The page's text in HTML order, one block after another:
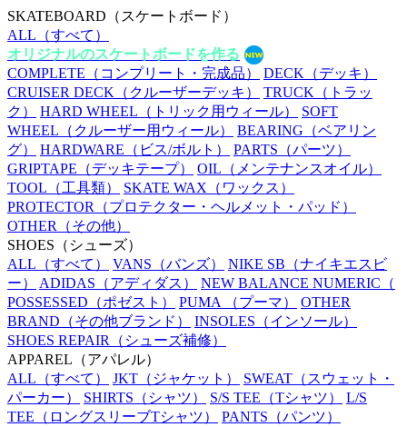
SKATEBOARD （スケートボード）
ALL （すべて）
オリジナルのスケートボードを作る
COMPLETE （コンプリート・完成品） DECK （デッキ）
CRUISER DECK （クルーザーデッキ） TRUCK （トラッ
ク）
HARD WHEEL （トリック用ウィール）
SOFT
WHEEL （クルーザー用ウィール） BEARING （ベアリン
グ）
HARDWARE （ビス/ボルト） PARTS （パーツ）
GRIPTAPE （デッキテープ） OIL （メンテナンスオイル）
TOOL （工具類） SKATE WAX （ワックス）
PROTECTOR （プロテクター・ヘルメット・パッド）
OTHER （その他）
SHOES （シューズ）
ALL （すべて） VANS （バンズ） NIKE SB （ナイキエスビ
ー）
ADIDAS （アディダス） NEW BALANCE NUMERIC （
POSSESSED （ポゼスト） PUMA （プーマ）
OTHER
BRAND （その他ブランド） INSOLES （インソール）
SHOES REPAIR （シューズ補修）
APPAREL （アパレル）
ALL （すべて） JKT （ジャケット） SWEAT （スウェット・
パーカー）
SHIRTS （シャツ） S/S TEE （Tシャツ）
L/S
TEE （ロングスリーブTシャツ） PANTS （パンツ）